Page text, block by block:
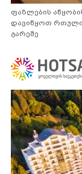
ფაზლების
დავიწყოთ რთული
გარეშე